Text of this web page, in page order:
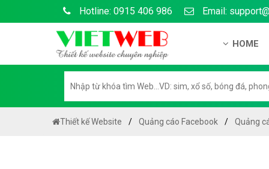
Hotline: 0915 406 986 Email:
HOME
Hướng
Thiết kế Website Quảng cáo Facebook Quảng